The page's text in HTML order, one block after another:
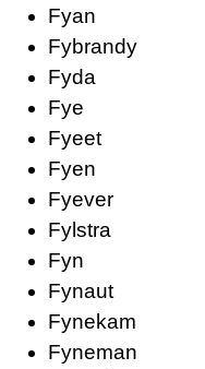
Fyan
Fybrandy
Fyda
Fye
Fyeet
Fyen
Fyever
Fylstra
Fyn
Fynaut
Fynekam
Fyneman